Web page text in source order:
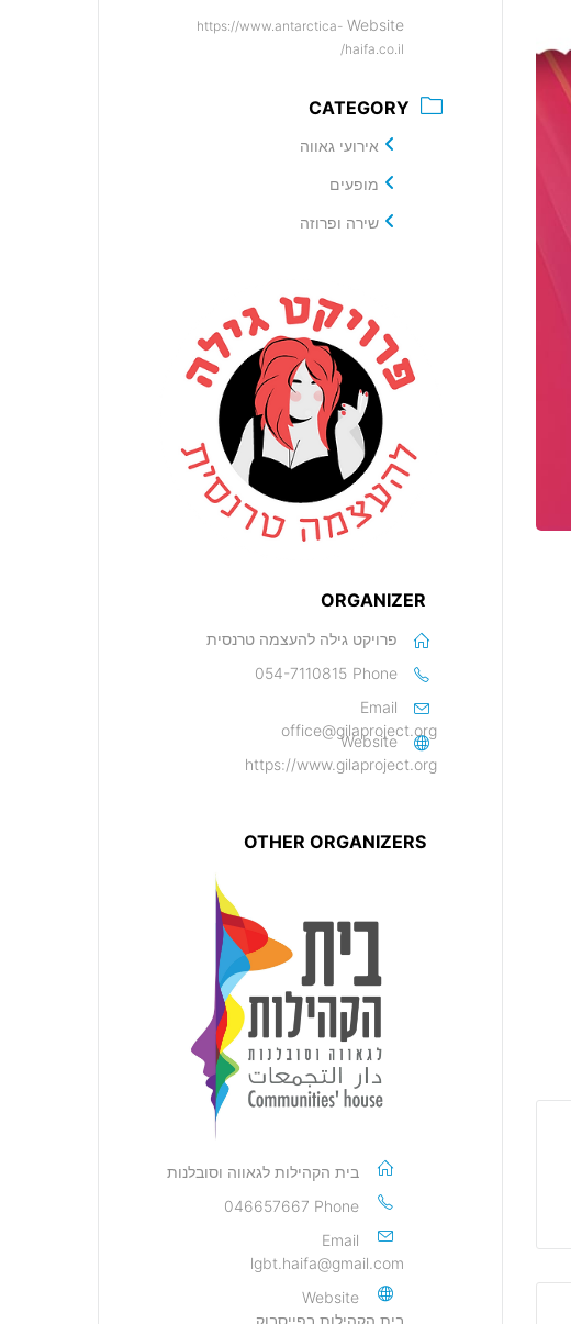
Website
https://www.antarctica-
haifa.co.il/
CATEGORY
אירועי גאווה
מופעים
שירה ופרוזה
ORGANIZER
פרויקט גילה להעצמה טרנסית
Phone
054-7110815
Email
office@gilaproject.org
Website
https://www.gilaproject.org
OTHER ORGANIZERS
בית הקהילות לגאווה וסובלנות
Phone
046657667
Email
lgbt.haifa@gmail.com
Website
בית הקהילות בפייסבוק